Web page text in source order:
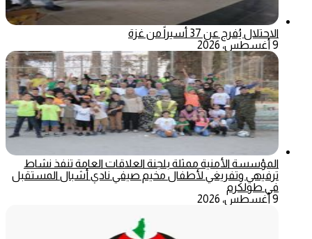
الاحتلال يُفرج عن 37 أسيراً من غزة
9 أغسطس، 2026
المؤسسة الأمنية ممثلة بلجنة العلاقات العامة تنفذ نشاط
ترفيهي وتفريغي لأطفال مخيم صيفي نادي أشبال المستقبل
في طولكرم
9 أغسطس، 2026